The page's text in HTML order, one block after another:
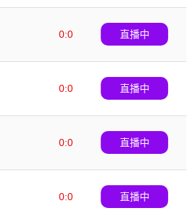
0:0
直播中
0:0
直播中
0:0
直播中
0:0
直播中